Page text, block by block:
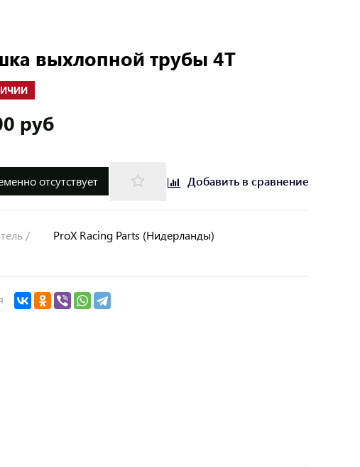
выхлопной трубы 4Т
руб
отсутствует Добавить в сравнение
/
ProX Racing Parts (Нидерланды)